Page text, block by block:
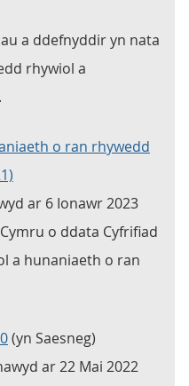
a ddefnyddir yn nata
rhywiol a
o ran rhywedd
ar 6 Ionawr 2023
o ddata Cyfrifiad
a hunaniaeth o ran
(yn Saesneg)
ar 22 Mai 2022